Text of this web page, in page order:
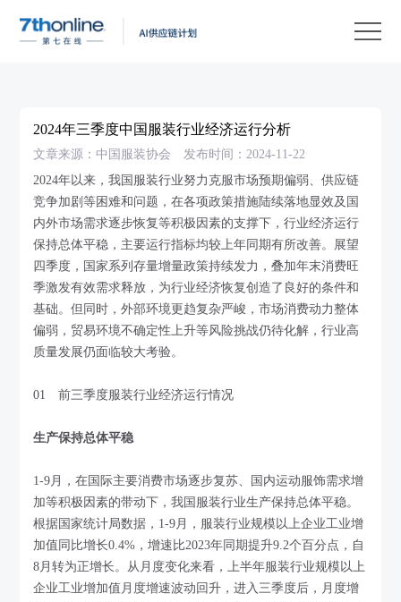
2024年三季度中国服装行业经济运行分析
文章来源：中国服装协会
发布时间：2024-11-22
2024年以来，我国服装行业努力克服市场预期偏弱、供应链
竞争加剧等困难和问题，在各项政策措施陆续落地显效及国
内外市场需求逐步恢复等积极因素的支撑下，行业经济运行
保持总体平稳，主要运行指标均较上年同期有所改善。展望
四季度，国家系列存量增量政策持续发力，叠加年末消费旺
季激发有效需求释放，为行业经济恢复创造了良好的条件和
基础。但同时，外部环境更趋复杂严峻，市场消费动力整体
偏弱，贸易环境不确定性上升等风险挑战仍待化解，行业高
质量发展仍面临较大考验。
01 前三季度服装行业经济运行情况
生产保持总体平稳
1-9月，在国际主要消费市场逐步复苏、国内运动服饰需求增
加等积极因素的带动下，我国服装行业生产保持总体平稳。
根据国家统计局数据，1-9月，服装行业规模以上企业工业增
加值同比增长0.4%，增速比2023年同期提升9.2个百分点，自
8月转为正增长。从月度变化来看，上半年服装行业规模以上
企业工业增加值月度增速波动回升，进入三季度后，月度增